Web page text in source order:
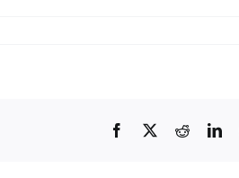
Facebook
X Reddit